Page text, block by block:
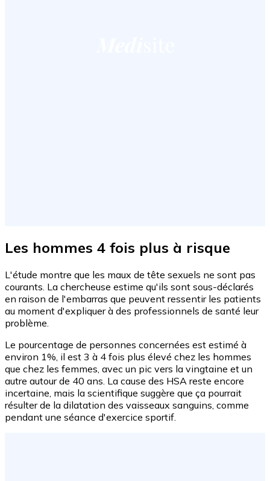
Les hommes 4 fois plus à risque
L'étude montre que les maux de tête sexuels ne sont pas
courants. La chercheuse estime qu'ils sont sous-déclarés
en raison de l'embarras que peuvent ressentir les patients
au moment d'expliquer à des professionnels de santé leur
problème.
Le pourcentage de personnes concernées est estimé à
environ 1%, il est 3 à 4 fois plus élevé chez les hommes
que chez les femmes, avec un pic vers la vingtaine et un
autre autour de 40 ans. La cause des HSA reste encore
incertaine, mais la scientifique suggère que ça pourrait
résulter de la dilatation des vaisseaux sanguins, comme
pendant une séance d'exercice sportif.